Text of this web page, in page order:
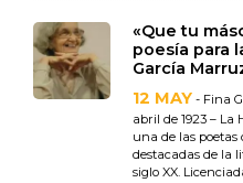
«Que tu
poesía para
García
12 MAY - Fina
abril de 1923 –
una de las
destacadas de la
siglo XX.